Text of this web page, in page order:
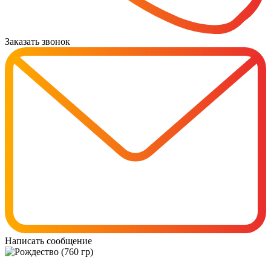
Заказать звонок
Написать сообщение